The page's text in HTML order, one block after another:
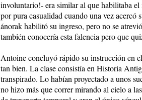
involuntario!- era similar al que habilitaba
por pura casualidad cuando una vez
ánorak habilitó su ingreso, pero no se
también conocería esta falencia pero que
Antoine concluyó rápido su instrucción en
tan bien. La clase consistía en Historia
transpirado. Lo habían proyectado a unos
no hizo más que correr mirando al cielo a